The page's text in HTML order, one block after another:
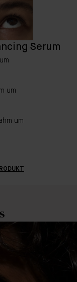
Serum
um
um